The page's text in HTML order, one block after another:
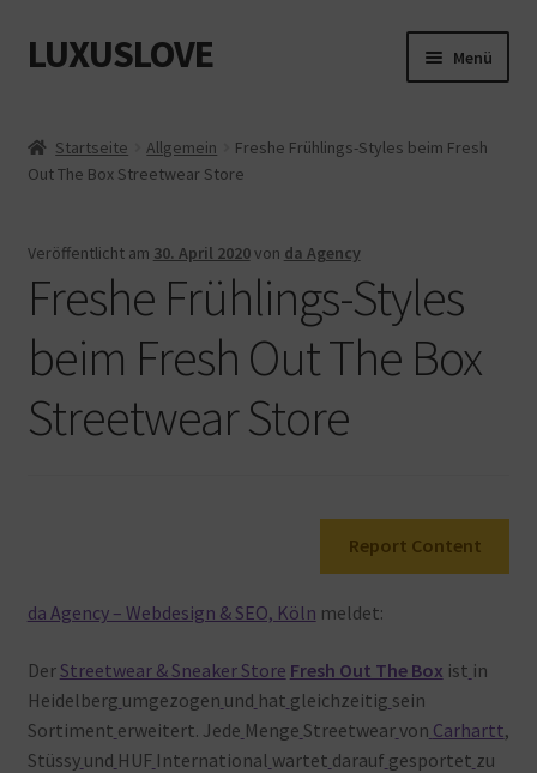
Zur
Navigation
Zum
Inhalt
LUXUSLOVE Menü
Cookie-Richtlinie (EU)
Datenschutz
Impressum
Kasse
Mein Konto
Startseite Allgemein
Freshe Frühlings-Styles beim Fresh
Out The Box Streetwear Store
Veröffentlicht am 30. April 2020von da Agency
Freshe Frühlings-Styles
beim Fresh Out The Box
Streetwear Store
Report Content
da Agency – Webdesign & SEO, Köln meldet:
DerStreetwear & Sneaker Store Fresh Out The Box ist in
Heidelberg umgezogen und hat gleichzeitig sein
Sortiment erweitert. Jede Menge Streetwearvon Carhartt,
Stüssy und HUF International wartet darauf gesportet zu